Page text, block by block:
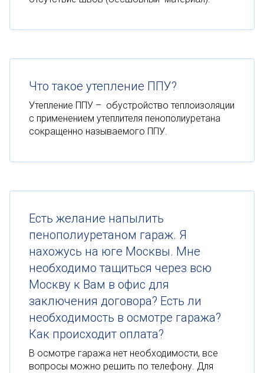
Что такое утепление ППУ?
Утепление ППУ – обустройство теплоизоляции
с применением утеплителя пенополиуретана
сокращенно называемого ППУ.
Есть желание напылить
пенополиуретаном гараж. Я
нахожусь на юге Москвы. Мне
необходимо тащиться через всю
Москву к Вам в офис для
заключения договора? Есть ли
необходимость в осмотре гаража?
Как происходит оплата?
В осмотре гаража нет необходимости, все
вопросы можно решить по телефону. Для